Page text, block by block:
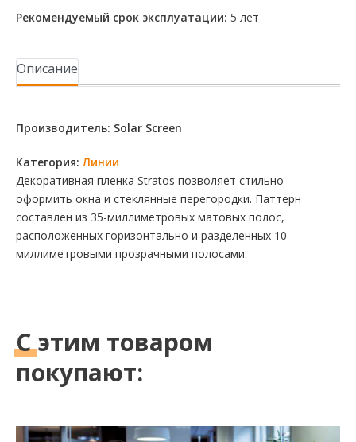
Рекомендуемый срок эксплуатации: 5 лет
Описание
Производитель: Solar Screen
Категория:Линии
Декоративная пленка Stratos позволяет стильно
оформить окна и стеклянные перегородки. Паттерн
составлен из 35-миллиметровых матовых полос,
расположенных горизонтально и разделенных 10-
миллиметровыми прозрачными полосами.
С этим товаром
покупают: